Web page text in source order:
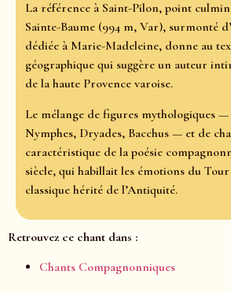
La référence à Saint-Pilon, point
Sainte-Baume (994 m, Var), surmonté
dédiée à Marie-Madeleine, donne au
géographique qui suggère un auteur
de la haute Provence varoise.
Le mélange de figures mythologiques —
Nymphes, Dryades, Bacchus — et de
caractéristique de la poésie
siècle, qui habillait les émotions du
classique hérité de l’Antiquité.
Retrouvez ce chant dans :
Chants Compagnonniques